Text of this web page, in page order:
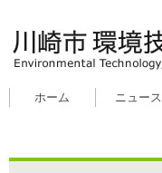
ホーム ニュース